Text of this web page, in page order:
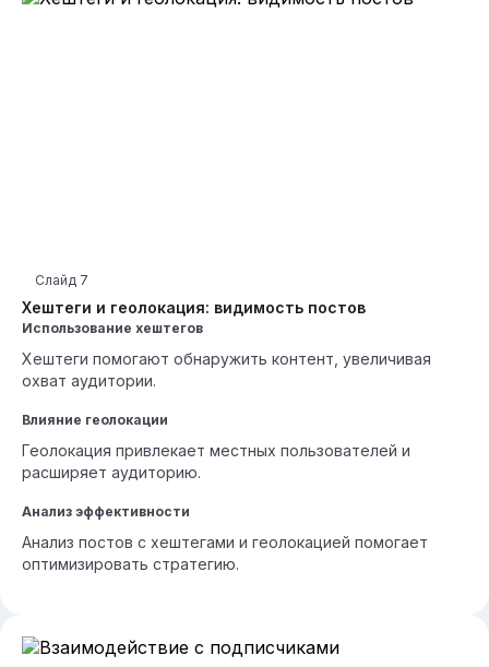
Хештеги и геолокация: видимость постов
Слайд 7
Использование хештегов
Хештеги помогают обнаружить контент, увеличивая
охват аудитории.
Влияние геолокации
Геолокация привлекает местных пользователей и
расширяет аудиторию.
Анализ эффективности
Анализ постов с хештегами и геолокацией помогает
оптимизировать стратегию.